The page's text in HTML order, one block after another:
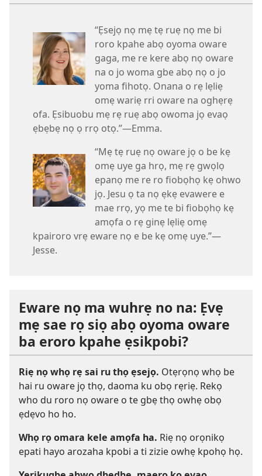
“Ẹsejọ nọ mẹ tẹ ruẹ nọ me bi
roro kpahe abọ oyoma oware
gaga, me re kere abọ nọ oware
na o jo woma gbe abọ nọ o jo
yoma fihotọ. Onana o rẹ lẹliẹ
omẹ wariẹ rri oware na oghẹrẹ
ofa. Ẹsibuobu mẹ rẹ ruẹ abọ owoma jọ evaọ
ẹbẹbẹ nọ ọ rrọ otọ.”—Emma.
“Mẹ tẹ ruẹ nọ oware jọ o be kẹ
omẹ uye ga hrọ, mẹ rẹ gwọlọ
epanọ me re ro fiobọhọ kẹ ohwo
jọ. Jesu ọ ta nọ ẹkẹ evawere e
mae rrọ, yọ me te bi fiobọhọ kẹ
amọfa o rẹ ginẹ lẹliẹ omẹ
kpairoro vrẹ eware nọ e be kẹ omẹ uye.”—
Jesse.
Eware nọ ma wuhrẹ no na: Ẹvẹ
mẹ sae rọ siọ abọ oyoma oware
ba eroro kpahe ẹsikpobi?
Riẹ nọ whọ rẹ sai ru thọ ẹsejọ. Otẹrọnọ whọ be
hai ru oware jọ thọ, daoma ku obọ rẹriẹ. Rekọ
who du roro nọ oware o te gbẹ thọ owhẹ obọ
ẹdẹvo ho ho.
Whọ rọ omara kele amọfa ha. Riẹ nọ orọnikọ
epati hayo arozaha kpobi a ti zizie owhẹ kpohọ họ.